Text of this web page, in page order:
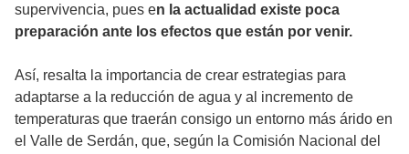
supervivencia, pues en la actualidad existe poca
preparación ante los efectos que están por venir.
Así, resalta la importancia de crear estrategias para
adaptarse a la reducción de agua y al incremento de
temperaturas que traerán consigo un entorno más árido en
el Valle de Serdán, que, según la Comisión Nacional del